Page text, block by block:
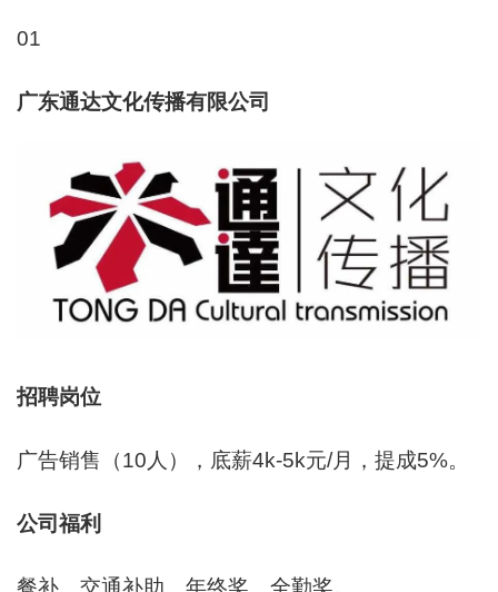
01
广东通达文化传播有限公司
招聘岗位
广告销售（10人），底薪4k-5k元/月，提成5%。
公司福利
餐补、交通补助、年终奖、全勤奖。